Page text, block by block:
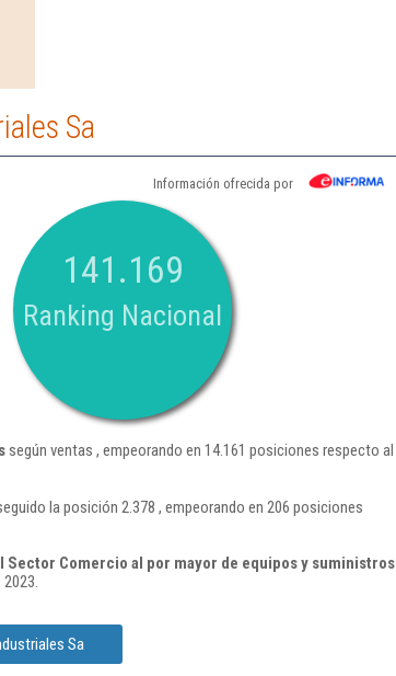
Sa
Información ofrecida por
141.169
Ranking Nacional
según ventas , empeorando en 14.161 posiciones respecto al
la posición 2.378 , empeorando en 206 posiciones
Sector Comercio al por mayor de equipos y suministros
Sa